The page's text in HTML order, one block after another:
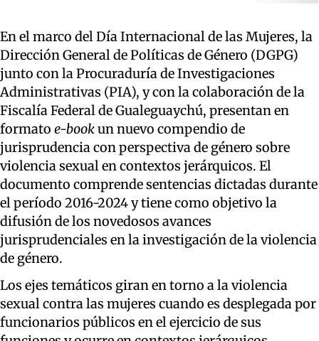
En el marco del Día Internacional de las Mujeres, la
Dirección General de Políticas de Género (DGPG)
junto con la Procuraduría de Investigaciones
Administrativas (PIA), y con la colaboración de la
Fiscalía Federal de Gualeguaychú, presentan en
formato e-bookun nuevo compendio de
jurisprudencia con perspectiva de género sobre
violencia sexual en contextos jerárquicos. El
documento comprende sentencias dictadas durante
el período 2016-2024 y tiene como objetivo la
difusión de los novedosos avances
jurisprudenciales en la investigación de la violencia
de género.
Los ejes temáticos giran en torno a la violencia
sexual contra las mujeres cuando es desplegada por
funcionarios públicos en el ejercicio de sus